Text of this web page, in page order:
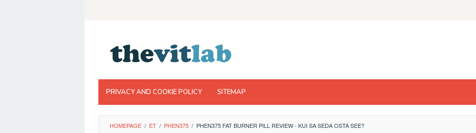
PRIVACY AND COOKIE POLICY SITEMAP
HOMEPAGE / ET / PHEN375 / PHEN375 FAT BURNER PILL REVIEW - KUI SA SEDA OSTA SEE?